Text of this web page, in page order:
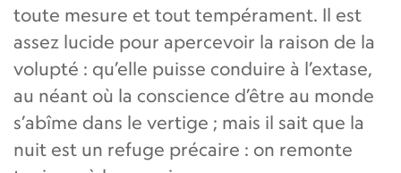
toute mesure et tout tempérament. Il est
assez lucide pour apercevoir la raison de la
volupté : qu’elle puisse conduire à l’extase,
au néant où la conscience d’être au monde
s’abîme dans le vertige ; mais il sait que la
nuit est un refuge précaire : on remonte